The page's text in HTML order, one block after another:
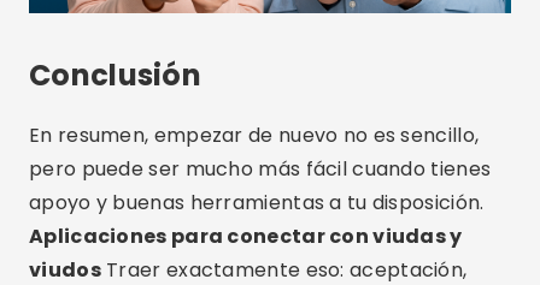
Conclusión
En resumen, empezar de nuevo no es sencillo,
pero puede ser mucho más fácil cuando tienes
apoyo y buenas herramientas a tu disposición.
Aplicaciones para conectar con viudas y
viudosTraer exactamente eso: aceptación,